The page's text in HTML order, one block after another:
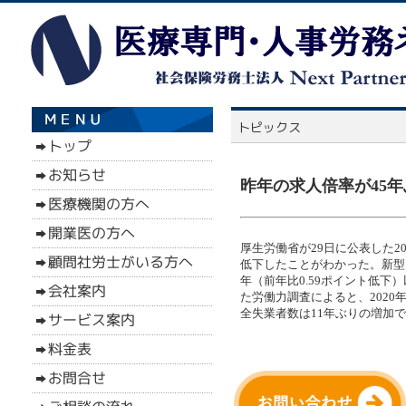
昨年の求人倍率が45
厚生労働省が29日に公表した
低下したことがわかった。新
年（前年比0.59ポイント低下
た労働力調査によると、2020
全失業者数は11年ぶりの増加